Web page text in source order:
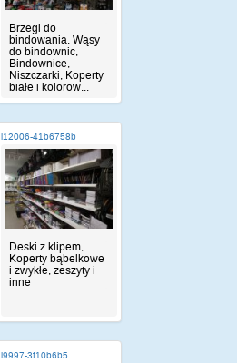
Brzegi do
bindowania, Wąsy
do bindownic,
Bindownice,
Niszczarki, Koperty
białe i kolorow...
i12006-41b6758b
Deski z klipem,
Koperty bąbelkowe
i zwykłe, zeszyty i
inne
i9997-3f10b6b5